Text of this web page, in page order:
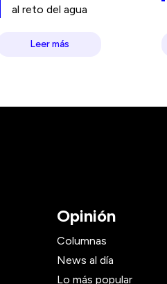
al reto del agua
Leer más
Opinión
Columnas
News al día
Lo más popular